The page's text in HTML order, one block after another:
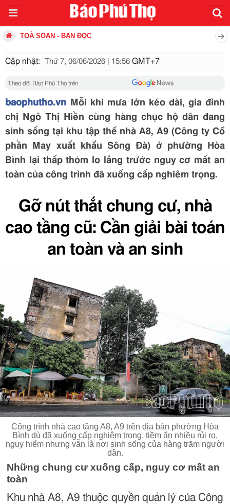
TOÀ SOẠN - BẠN ĐỌC
Cập nhật: Thứ 7, 06/06/2026 | 15:56 GMT+7
Theo dõi Báo Phú Thọ trên
baophutho.vn Mỗi khi mưa lớn kéo dài, gia đình
chị Ngô Thị Hiền cùng hàng chục hộ dân đang
sinh sống tại khu tập thể nhà A8, A9 (Công ty Cổ
phần May xuất khẩu Sông Đà) ở phường Hòa
Bình lại thấp thỏm lo lắng trước nguy cơ mất an
toàn của công trình đã xuống cấp nghiêm trọng.
Gỡ nút thắt chung cư, nhà
cao tầng cũ: Cần giải bài toán
an toàn và an sinh
Công trình nhà cao tầng A8, A9 trên địa bàn phường Hòa
Bình dù đã xuống cấp nghiêm trọng, tiềm ẩn nhiều rủi ro,
nguy hiểm nhưng vẫn là nơi sinh sống của hàng trăm người
dân.
Những chung cư xuống cấp, nguy cơ mất an
toàn
Khu nhà A8, A9 thuộc quyền quản lý của Công